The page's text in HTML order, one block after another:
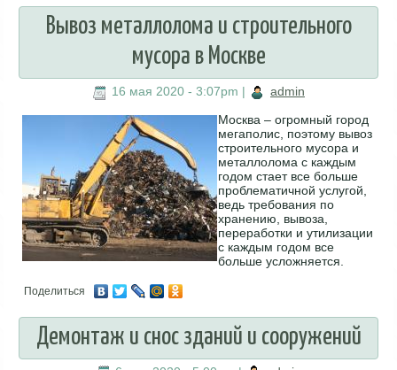
Вывоз металлолома и строительного
мусора в Москве
16 мая 2020 - 3:07pm |
admin
Москва – огромный город
мегаполис, поэтому вывоз
строительного мусора и
металлолома с каждым
годом стает все больше
проблематичной услугой,
ведь требования по
хранению, вывоза,
переработки и утилизации
с каждым годом все
больше усложняется.
Поделиться
Демонтаж и снос зданий и сооружений